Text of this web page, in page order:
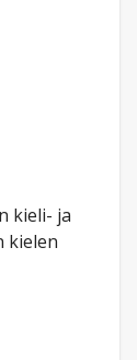
kieli- ja
kielen